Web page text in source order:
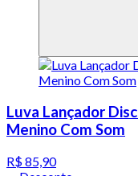
Luva Lançador
Menino Com Som
R$ 85,90